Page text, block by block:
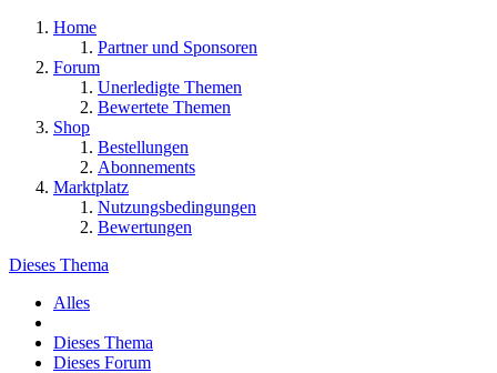
Home
Partner und Sponsoren
Forum
Unerledigte Themen
Bewertete Themen
Shop
Bestellungen
Abonnements
Marktplatz
Nutzungsbedingungen
Bewertungen
Dieses Thema
Alles
Dieses Thema
Dieses Forum